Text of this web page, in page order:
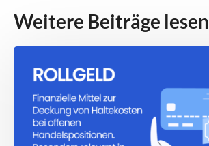
Weitere Beiträge lesen